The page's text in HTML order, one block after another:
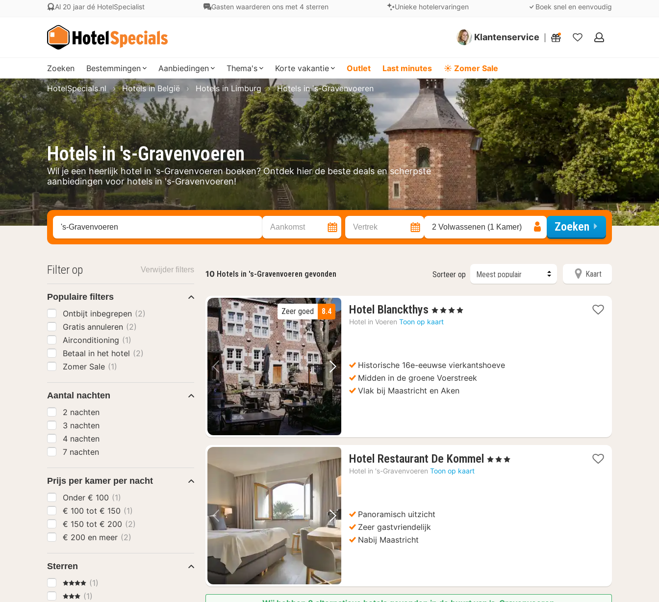
Al 20 jaar dé HotelSpecialist Gasten waarderen ons met 4 sterren Unieke hotelervaringen Boek snel en eenvoudig
Klantenservice
Mijn
Zoeken Bestemmingen Aanbiedingen Thema's Korte vakantie Outlet Last minutes ☀️ Zomer Sale
Hotels in 's-Gravenvoeren
Wil je een heerlijk hotel in 's-Gravenvoeren boeken? Ontdek hier de beste deals en scherpste
aanbiedingen voor hotels in 's-Gravenvoeren!
HotelSpecials.nl Hotels in België Hotels in Limburg Hotels in 's-Gravenvoeren
Zoek op hotel, regio of stad Aankomst Vertrek 2 Volwassenen (1 Kamer) Zoeken
10 Hotels in 's-Gravenvoeren gevonden Sorteer op Kaart
Vorige foto Volgende foto
8.4
Zeer goed Hotel Blanckthys 1
nacht
, 4 Sterren
Hotel in Voeren Toon op kaart
Historische 16e-eeuwse vierkantshoeve
Midden in de groene Voerstreek
Vlak bij Maastricht en Aken
Vorige foto Volgende foto
Hotel Restaurant De Kommel 2
, 3 Sterren
Hotel in 's-Gravenvoeren Toon op kaart
Panoramisch uitzicht
Zeer gastvriendelijk
Nabij Maastricht
Filter op Verwijder filters
Populaire filters
Ontbijt inbegrepen (2)
Gratis annuleren (2)
Airconditioning (1)
Betaal in het hotel (2)
Zomer Sale (1)
Aantal nachten
2 nachten
3 nachten
4 nachten
7 nachten
Prijs per kamer per nacht
Onder € 100 (1)
€ 100 tot € 150 (1)
€ 150 tot € 200 (2)
€ 200 en meer (2)
Sterren
4 Sterren
(1)
3 Sterren
(1)